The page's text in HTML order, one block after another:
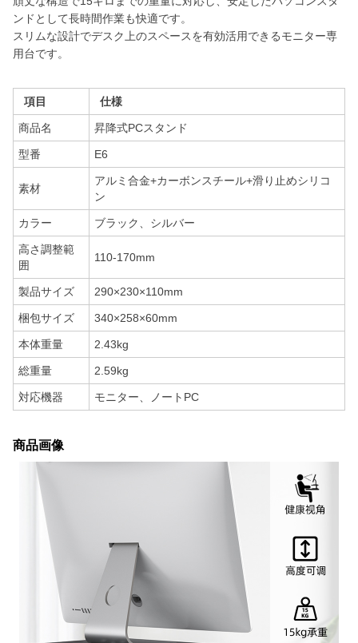
ンドとして長時間作業も快適です。
スリムな設計でデスク上のスペースを有効活用できるモニター専
用台です。
項目 仕様
商品名 昇降式PCスタンド
型番 E6
素材
アルミ合金+カーボンスチール+滑り止めシリコ
ン
カラー ブラック、シルバー
高さ調整範
囲
110-170mm
製品サイズ 290×230×110mm
梱包サイズ 340×258×60mm
本体重量 2.43kg
総重量 2.59kg
対応機器 モニター、ノートPC
商品画像